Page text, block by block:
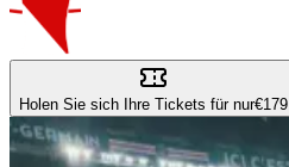
Holen Sie sich Ihre Tickets für nur€179